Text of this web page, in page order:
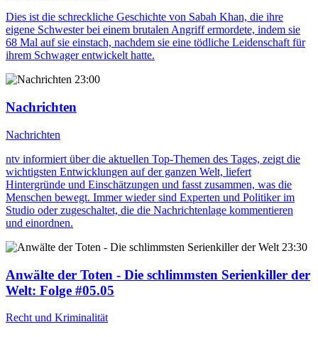
Dies ist die schreckliche Geschichte von Sabah Khan, die ihre
eigene Schwester bei einem brutalen Angriff ermordete, indem sie
68 Mal auf sie einstach, nachdem sie eine tödliche Leidenschaft für
ihrem Schwager entwickelt hatte.
23:00
Nachrichten
Nachrichten
ntv informiert über die aktuellen Top-Themen des Tages, zeigt die
wichtigsten Entwicklungen auf der ganzen Welt, liefert
Hintergründe und Einschätzungen und fasst zusammen, was die
Menschen bewegt. Immer wieder sind Experten und Politiker im
Studio oder zugeschaltet, die die Nachrichtenlage kommentieren
und einordnen.
23:30
Anwälte der Toten - Die schlimmsten Serienkiller der
Welt: Folge #05.05
Recht und Kriminalität